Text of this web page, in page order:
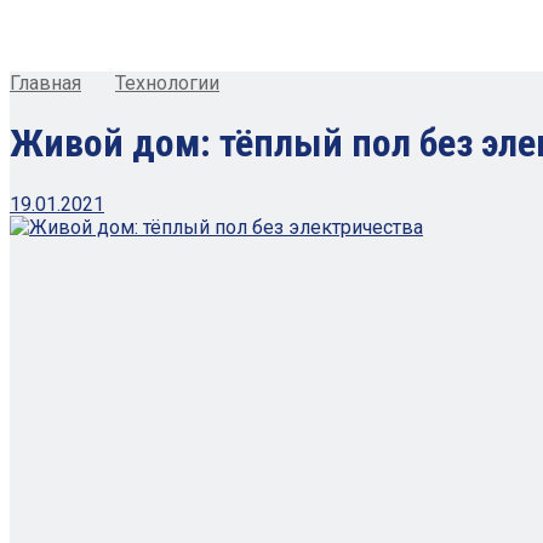
Главная Технологии
Живой дом: тёплый пол без
19.01.2021